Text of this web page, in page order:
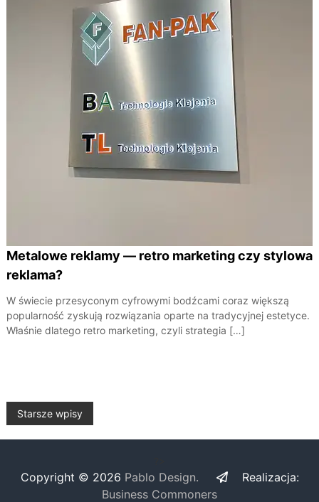
Metalowe reklamy — retro marketing czy stylowa
reklama?
W świecie przesyconym cyfrowymi bodźcami coraz większą
popularność zyskują rozwiązania oparte na tradycyjnej estetyce.
Właśnie dlatego retro marketing, czyli strategia […]
N
w
Starsze wpisy
Copyright © 2026 Pablo Design.
Realizacja:
Business Commoners